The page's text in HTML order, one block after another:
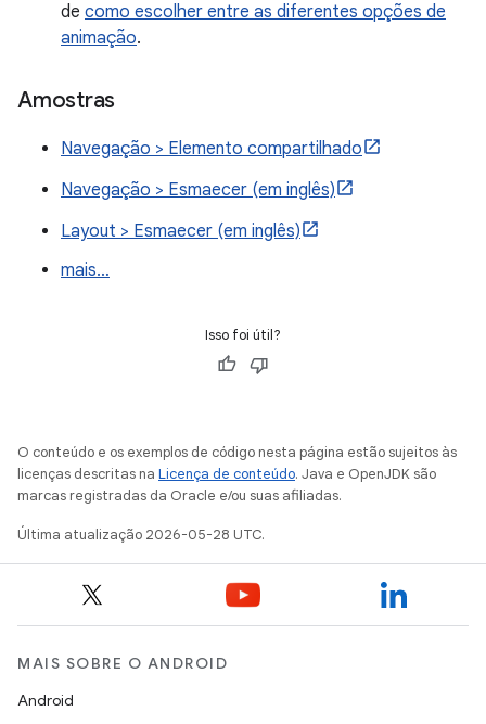
de como escolher entre as diferentes opções de
animação.
Amostras
Navegação > Elemento compartilhado
Navegação > Esmaecer (em inglês)
Layout > Esmaecer (em inglês)
mais…
Isso foi útil?
O conteúdo e os exemplos de código nesta página estão sujeitos às
licenças descritas na Licença de conteúdo. Java e OpenJDK são
marcas registradas da Oracle e/ou suas afiliadas.
Última atualização 2026-05-28 UTC.
MAIS SOBRE O ANDROID
Android